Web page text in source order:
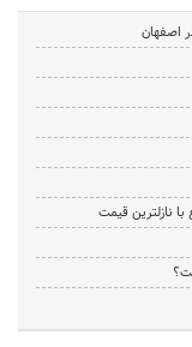
اصفهان
نازلترین قیمت